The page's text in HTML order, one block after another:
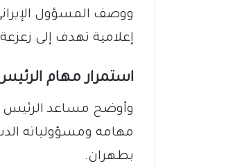
ووصف المسؤول
إعلامية تهدف إلى
​استمرار مهام
​وأوضح مساعد الرئيس
مهامه ومسؤولياته
بطهران.